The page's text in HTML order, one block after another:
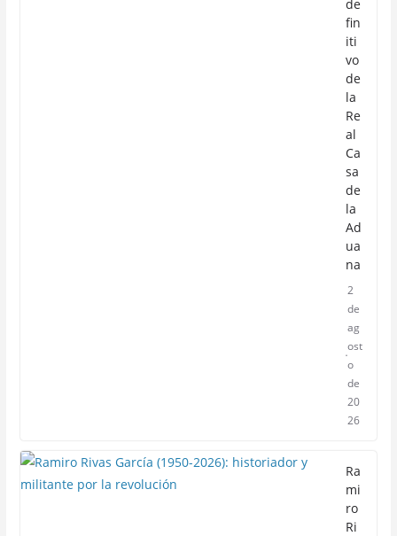
de
fin
iti
vo
de
la
Re
al
Ca
sa
de
la
Ad
ua
na
2
de
ag
ost
o
de
20
26
Ra
mi
ro
Ri